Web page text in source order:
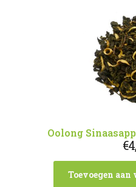
Oolong
€
Toevoegen